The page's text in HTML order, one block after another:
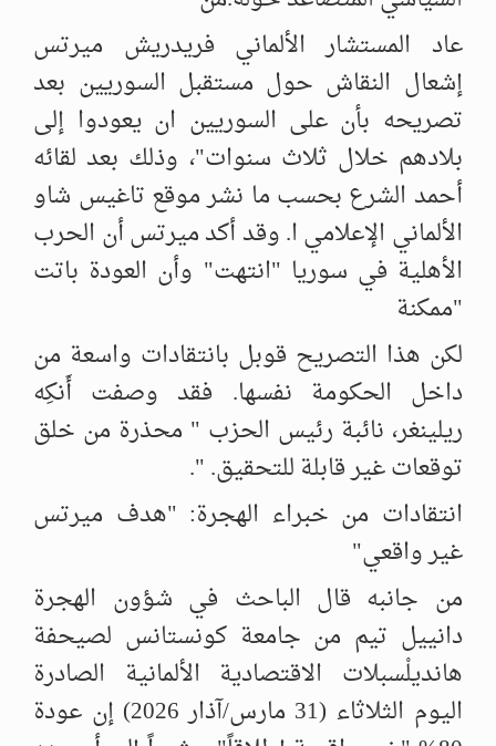
عاد المستشار الألماني فريدريش ميرتس
إشعال النقاش حول مستقبل السوريين بعد
تصريحه بأن على السوريين ان يعودوا إلى
بلادهم خلال ثلاث سنوات"، وذلك بعد لقائه
أحمد الشرع بحسب ما نشر موقع تاغيس شاو
الألماني الإعلامي ا. وقد أكد ميرتس أن الحرب
الأهلية في سوريا "انتهت" وأن العودة باتت
"ممكنة
لكن هذا التصريح قوبل بانتقادات واسعة من
داخل الحكومة نفسها. فقد وصفت أَنكِه
ريلينغر، نائبة رئيس الحزب " محذرة من خلق
توقعات غير قابلة للتحقيق. ".
انتقادات من خبراء الهجرة: "هدف ميرتس
غير واقعي"
من جانبه قال الباحث في شؤون الهجرة
دانييل تيم من جامعة كونستانس لصيحفة
هانديلْسبلات الاقتصادية الألمانية الصادرة
اليوم الثلاثاء (31 مارس/آذار 2026) إن عودة